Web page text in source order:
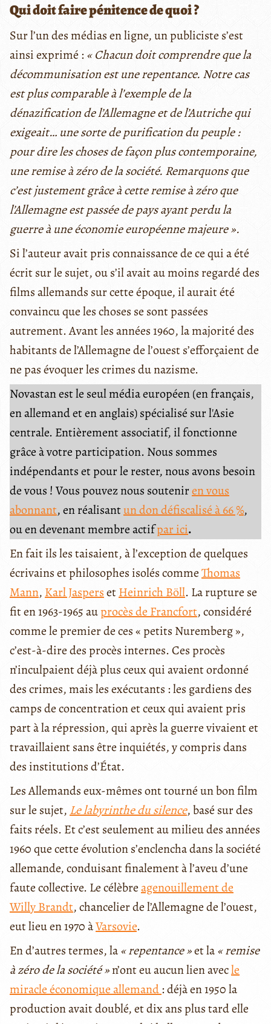
Qui doit faire pénitence de quoi ?
Sur l’un des médias en ligne, un publiciste s’est
ainsi exprimé : « Chacun doit comprendre que la
décommunisation est une repentance. Notre cas
est plus comparable à l’exemple de la
dénazification de l’Allemagne et de l’Autriche qui
exigeait… une sorte de purification du peuple :
pour dire les choses de façon plus contemporaine,
une remise à zéro de la société. Remarquons que
c’est justement grâce à cette remise à zéro que
l’Allemagne est passée de pays ayant perdu la
guerre à une économie européenne majeure ».
Si l’auteur avait pris connaissance de ce qui a été
écrit sur le sujet, ou s’il avait au moins regardé des
films allemands sur cette époque, il aurait été
convaincu que les choses se sont passées
autrement. Avant les années 1960, la majorité des
habitants de l’Allemagne de l’ouest s’efforçaient de
ne pas évoquer les crimes du nazisme.
Novastan est le seul média européen (en français,
en allemand et en anglais) spécialisé sur l'Asie
centrale. Entièrement associatif, il fonctionne
grâce à votre participation. Nous sommes
indépendants et pour le rester, nous avons besoin
de vous ! Vous pouvez nous souteniren vous
abonnant, en réalisantun don défiscalisé à 66 %,
ou en devenant membre actifpar ici.
En fait ils les taisaient, à l’exception de quelques
écrivains et philosophes isolés commeThomas
Mann, Karl JaspersetHeinrich Böll. La rupture se
fit en 1963-1965 auprocès de Francfort, considéré
comme le premier de ces « petits Nuremberg »,
c’est-à-dire des procès internes. Ces procès
n’inculpaient déjà plus ceux qui avaient ordonné
des crimes, mais les exécutants : les gardiens des
camps de concentration et ceux qui avaient pris
part à la répression, qui après la guerre vivaient et
travaillaient sans être inquiétés, y compris dans
des institutions d’État.
Les Allemands eux-mêmes ont tourné un bon film
sur le sujet, Le labyrinthe du silence, basé sur des
faits réels. Et c’est seulement au milieu des années
1960 que cette évolution s’enclencha dans la société
allemande, conduisant finalement à l’aveu d’une
faute collective. Le célèbreagenouillement de
Willy Brandt, chancelier de l’Allemagne de l’ouest,
eut lieu en 1970 àVarsovie.
En d’autres termes, la« repentance »et la« remise
à zéro de la société »n’ont eu aucun lien avecle
miracle économique allemand: déjà en 1950 la
production avait doublé, et dix ans plus tard elle